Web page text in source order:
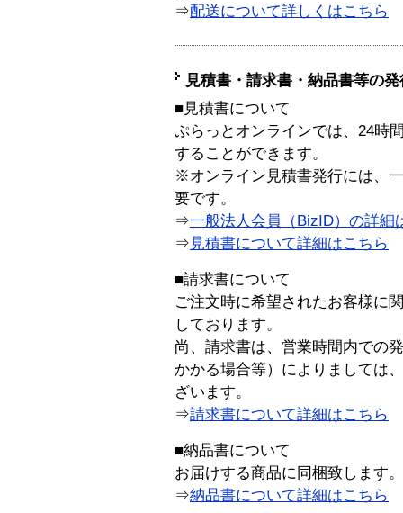
⇒配送について詳しくはこちら
見積書・請求書・納品書等の
■見積書について
ぷらっとオンラインでは、24時
することができます。
※オンライン見積書発行には、
要です。
⇒一般法人会員（BizID）の詳細
⇒ 見積書について詳細はこちら
■請求書について
ご注文時に希望されたお客様に
しております。
尚、請求書は、営業時間内での
かかる場合等）によりましては
ざいます。
⇒請求書について詳細はこちら
■納品書について
お届けする商品に同梱致します。
⇒納品書について詳細はこちら